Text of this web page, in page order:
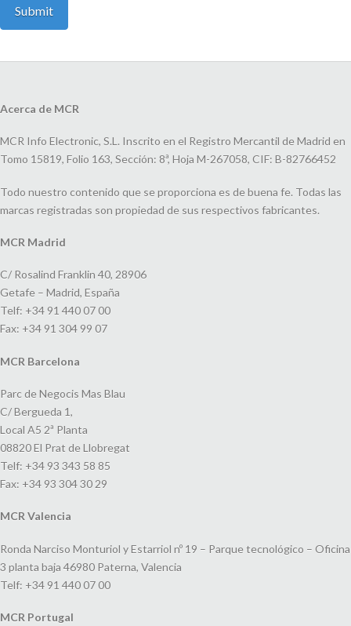
Acerca de MCR
MCR Info Electronic, S.L. Inscrito en el Registro Mercantil de Madrid en
Tomo 15819, Folio 163, Sección: 8ª, Hoja M-267058, CIF: B-82766452
Todo nuestro contenido que se proporciona es de buena fe. Todas las
marcas registradas son propiedad de sus respectivos fabricantes.
MCR Madrid
C/ Rosalind Franklin 40, 28906
Getafe – Madrid, España
Telf: +34 91 440 07 00
Fax: +34 91 304 99 07
MCR Barcelona
Parc de Negocis Mas Blau
C/ Bergueda 1,
Local A5 2ª Planta
08820 El Prat de Llobregat
Telf: +34 93 343 58 85
Fax: +34 93 304 30 29
MCR Valencia
Ronda Narciso Monturiol y Estarriol nº 19 – Parque tecnológico – Oficina
3 planta baja 46980 Paterna, Valencia
Telf: +34 91 440 07 00
MCR Portugal